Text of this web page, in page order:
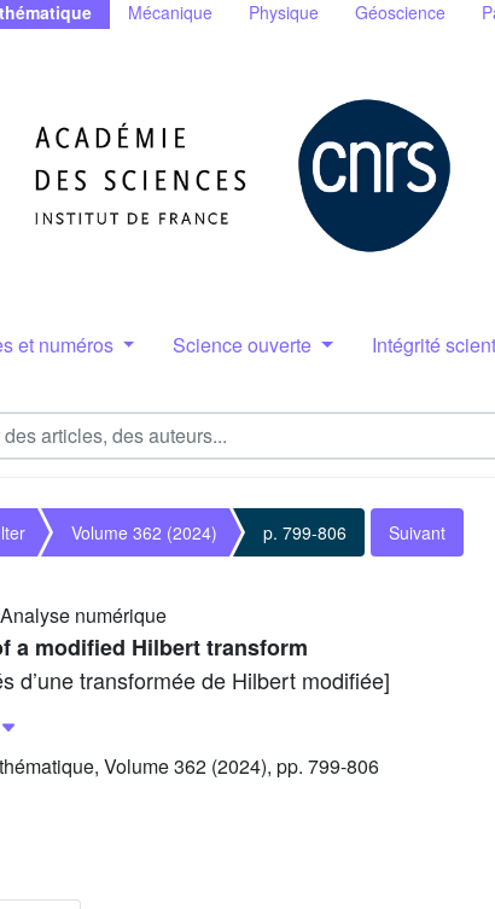
Mécanique Physique Géoscience
et numéros Science ouverte Intégrité
Volume 362 (2024) p. 799-806 Suivant
numérique
a modified Hilbert transform
d’une transformée de Hilbert modifiée]
Volume 362 (2024), pp. 799-806